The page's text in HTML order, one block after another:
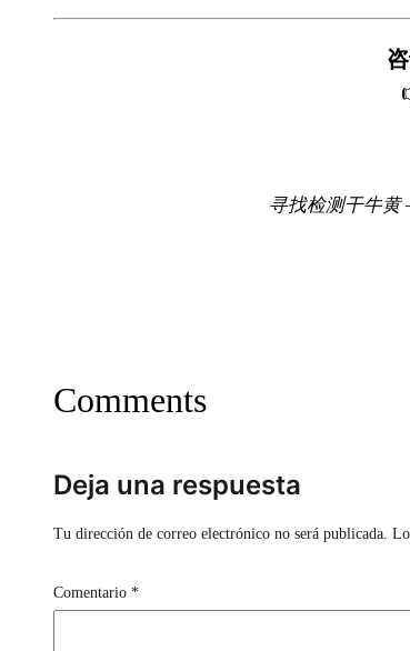
寻找检测干牛黄
Comments
Deja una respuesta
Tu dirección de correo electrónico no será publicada.
Comentario *